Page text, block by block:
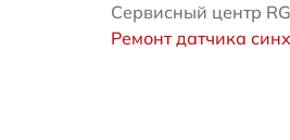
Сервисный центр
Ремонт датчика